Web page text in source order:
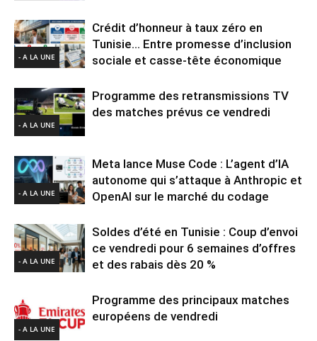
- A LA UNE
Crédit d’honneur à taux zéro en
Tunisie… Entre promesse d’inclusion
sociale et casse-tête économique
- A LA UNE
Programme des retransmissions TV
des matches prévus ce vendredi
- A LA UNE
Meta lance Muse Code : L’agent d’IA
autonome qui s’attaque à Anthropic et
OpenAI sur le marché du codage
- A LA UNE
Soldes d’été en Tunisie : Coup d’envoi
ce vendredi pour 6 semaines d’offres
et des rabais dès 20 %
- A LA UNE
Programme des principaux matches
européens de vendredi